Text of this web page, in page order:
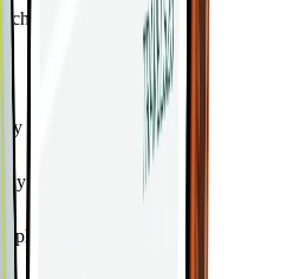
dnů
i o platbě kartou